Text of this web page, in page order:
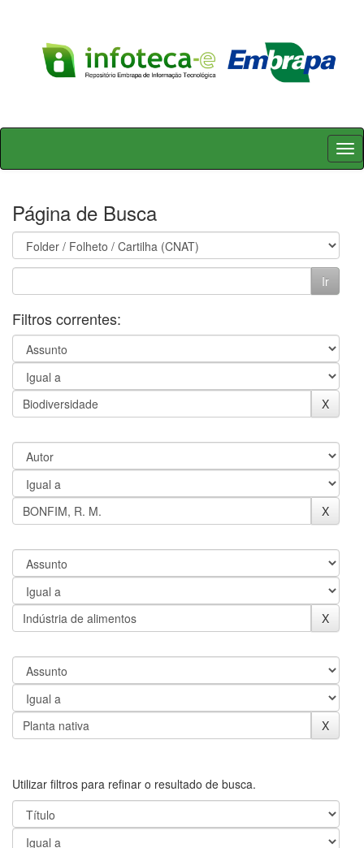
Skip
Página de Busca
Filtros correntes:
Utilizar filtros para refinar o resultado de busca.